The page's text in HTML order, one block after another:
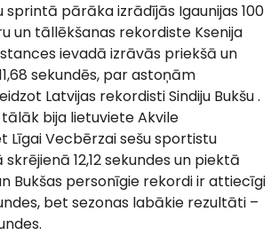
sprintā pārāka izrādījās Igaunijas 100
un tāllēkšanas rekordiste Ksenija
ievadā izrāvās priekšā un
sekundēs, par astoņām
Latvijas rekordisti Sindiju Bukšu .
tālāk bija lietuviete Akvile
Līgai Vecbērzai sešu sportistu
12,12 sekundes un piektā
Bukšas personīgie rekordi ir attiecīgi
bet sezonas labākie rezultāti –